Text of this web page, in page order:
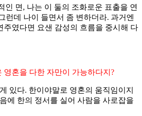
인 면, 나는 이 둘의 조화로운 표출을 연
런데 나이 들면서 좀 변하더라. 과거엔
주였다면 요샌 감성의 흐름을 중시해 다
영혼을 다한 자만이 가능하다지?
있다. 한이야말로 영혼의 움직임이지
에 한의 정서를 실어 사람을 사로잡을